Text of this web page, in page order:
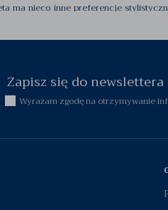
ma nieco inne preferencje
projektów, które idealnie
biżuterii oferowany jest np.kolczyki,
są również bransoletki.
Zapisz się do
Wyrażam zgodę na otrzymywanie